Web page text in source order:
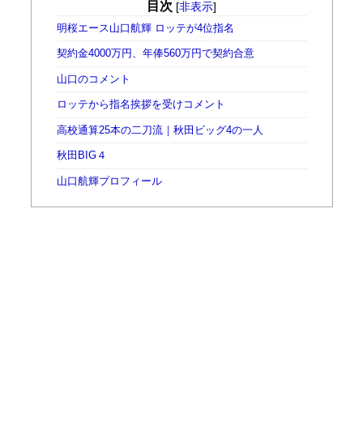
目次 [非表示]
明桜エース山口航輝 ロッテが4位指名
契約金4000万円、年俸560万円で契約合意
山口のコメント
ロッテから指名挨拶を受けコメント
高校通算25本の二刀流｜秋田ビッグ4の一人
秋田BIG４
山口航輝プロフィール